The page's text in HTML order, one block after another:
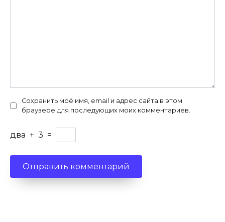
Сохранить моё имя, email и адрес сайта в этом
браузере для последующих моих комментариев.
два + 3 =